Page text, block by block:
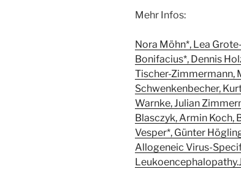
Mehr Infos:
Nora Möhn*, Lea
Bonifacius*, Dennis
Tischer-Zimmermann,
Schwenkenbecher,
Warnke, Julian
Blasczyk, Armin Koch,
Vesper*, Günter
Allogeneic Virus-